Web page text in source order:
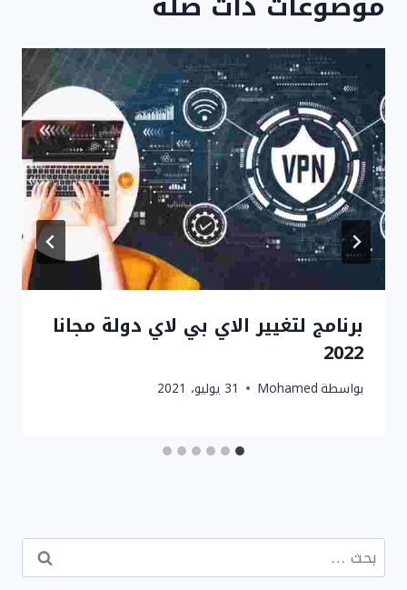
برنامج لتغيير الاي بي لاي دولة مجانا
2022
بواسطةMohamed 31 يوليو، 2021
البحث
عن: